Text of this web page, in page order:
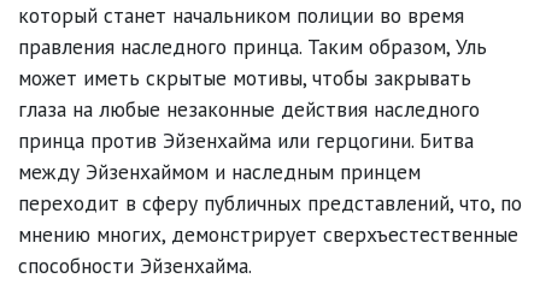
который станет начальником полиции во время
правления наследного принца. Таким образом, Уль
может иметь скрытые мотивы, чтобы закрывать
глаза на любые незаконные действия наследного
принца против Эйзенхайма или герцогини. Битва
между Эйзенхаймом и наследным принцем
переходит в сферу публичных представлений, что, по
мнению многих, демонстрирует сверхъестественные
способности Эйзенхайма.